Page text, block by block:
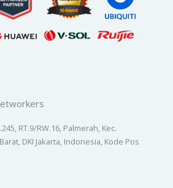
RT.9/RW.16, Palmerah, Kec.
DKI Jakarta, Indonesia, Kode Pos